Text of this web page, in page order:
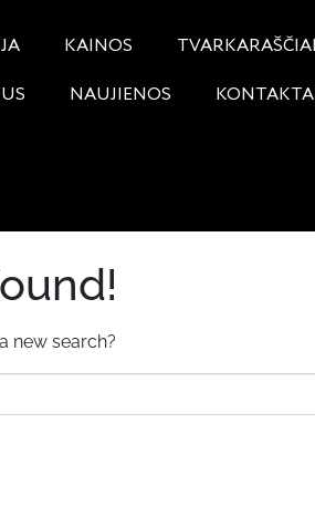
KAINOS TVARKARAŠČIAI
NAUJIENOS KONTAKTAI
new search?